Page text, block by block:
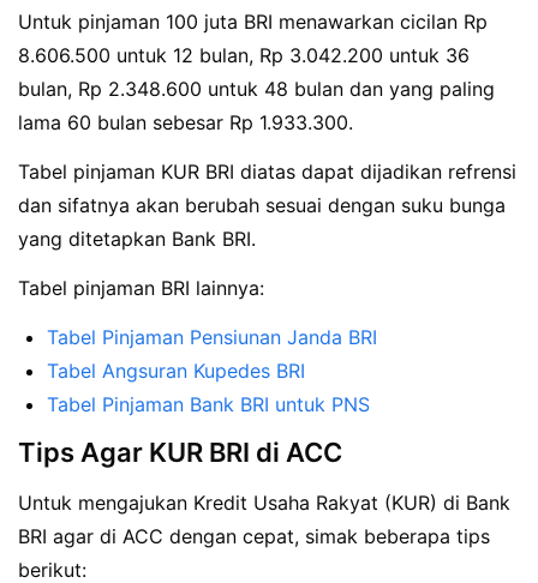
Untuk pinjaman 100 juta BRI menawarkan cicilan Rp
8.606.500 untuk 12 bulan, Rp 3.042.200 untuk 36
bulan, Rp 2.348.600 untuk 48 bulan dan yang paling
lama 60 bulan sebesar Rp 1.933.300.
Tabel pinjaman KUR BRI diatas dapat dijadikan refrensi
dan sifatnya akan berubah sesuai dengan suku bunga
yang ditetapkan Bank BRI.
Tabel pinjaman BRI lainnya:
Tabel Pinjaman Pensiunan Janda BRI
Tabel Angsuran Kupedes BRI
Tabel Pinjaman Bank BRI untuk PNS
Tips Agar KUR BRI di ACC
Untuk mengajukan Kredit Usaha Rakyat (KUR) di Bank
BRI agar di ACC dengan cepat, simak beberapa tips
berikut: